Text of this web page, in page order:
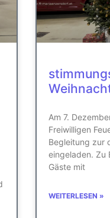
Am 7.
Freiwilligen
Begleitung zur
eingeladen. Zu
Gäste mit
WEITERLESEN »